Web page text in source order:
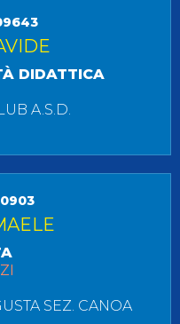
DIDATTICA
A.S.D.
SEZ. CANOA